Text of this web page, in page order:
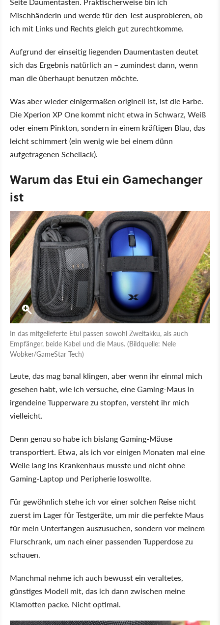
Mischhänderin und werde für den Test ausprobieren, ob
ich mit Links und Rechts gleich gut zurechtkomme.
Aufgrund der einseitig liegenden Daumentasten deutet
sich das Ergebnis natürlich an – zumindest dann, wenn
man die überhaupt benutzen möchte.
Was aber wieder einigermaßen originell ist, ist die Farbe.
Die Xperion XP One kommt nicht etwa in Schwarz, Weiß
oder einem Pinkton, sondern in einem kräftigen Blau, das
leicht schimmert (ein wenig wie bei einem dünn
aufgetragenen Schellack).
Warum das Etui ein Gamechanger
ist
In das mitgelieferte Etui passen sowohl Zweitakku, als auch
Empfänger, beide Kabel und die Maus. (Bildquelle: Nele
Wobker/GameStar Tech)
Leute, das mag banal klingen, aber wenn ihr einmal mich
gesehen habt, wie ich versuche, eine Gaming-Maus in
irgendeine Tupperware zu stopfen, versteht ihr mich
vielleicht.
Denn genau so habe ich bislang Gaming-Mäuse
transportiert. Etwa, als ich vor einigen Monaten mal eine
Weile lang ins Krankenhaus musste und nicht ohne
Gaming-Laptop und Peripherie loswollte.
Für gewöhnlich stehe ich vor einer solchen Reise nicht
zuerst im Lager für Testgeräte, um mir die perfekte Maus
für mein Unterfangen auszusuchen, sondern vor meinem
Flurschrank, um nach einer passenden Tupperdose zu
schauen.
Manchmal nehme ich auch bewusst ein veraltetes,
günstiges Modell mit, das ich dann zwischen meine
Klamotten packe. Nicht optimal.